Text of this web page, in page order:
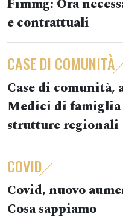
Fimmg: Ora
e contrattuali
CASE DI COMUNITÀ
Case di comunità,
Medici di famiglia
strutture regionali
COVID
Covid, nuovo
Cosa sappiamo